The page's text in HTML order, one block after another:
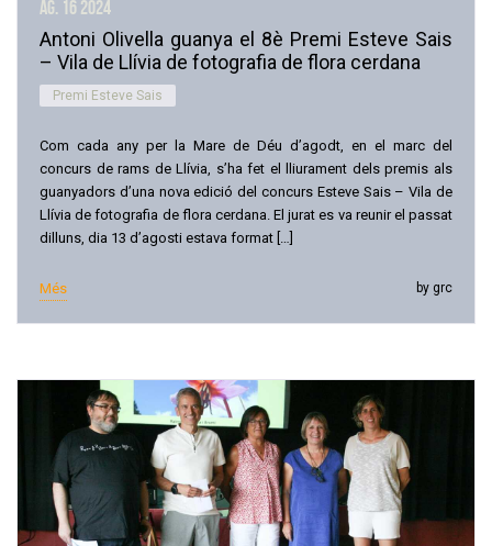
ag. 16 2024
Antoni Olivella guanya el 8è Premi Esteve Sais
– Vila de Llívia de fotografia de flora cerdana
Premi Esteve Sais
Com cada any per la Mare de Déu d’agodt, en el marc del
concurs de rams de Llívia, s’ha fet el lliurament dels premis als
guanyadors d’una nova edició del concurs Esteve Sais – Vila de
Llívia de fotografia de flora cerdana. El jurat es va reunir el passat
dilluns, dia 13 d’agosti estava format […]
Més by grc